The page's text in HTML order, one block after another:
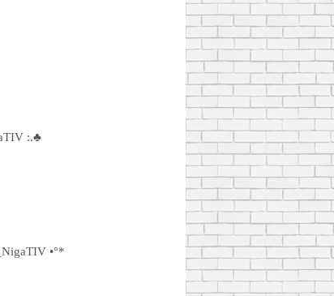
:.♣
•°*